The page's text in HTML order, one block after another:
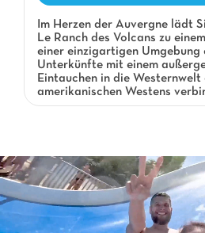
Im Herzen der Auvergne lädt
Le Ranch des Volcans zu
einer einzigartigen
Unterkünfte mit einem
Eintauchen in die
amerikanischen Westens